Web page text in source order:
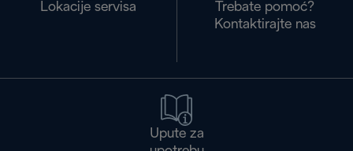
Lokacije servisa
Trebate pomoć?
Kontaktirajte nas
Upute za